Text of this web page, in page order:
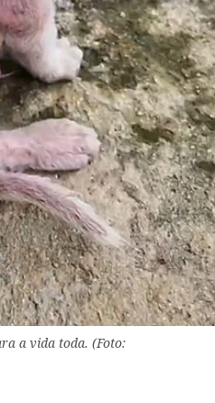
a vida toda. (Foto: